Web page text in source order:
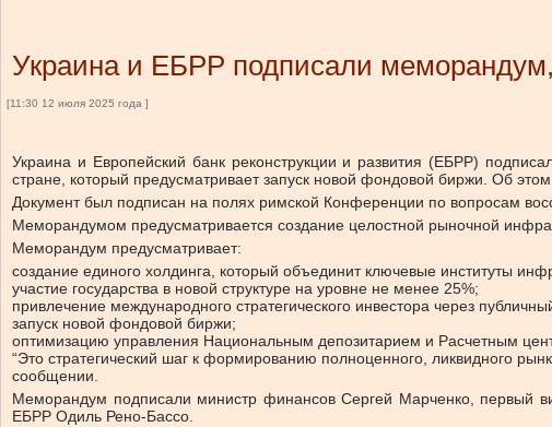
Украина и ЕБРР подписали
[11:30 12 июля 2025 года ]
Украина и Европейский банк реконструкции и развития (ЕБРР)
стране, который предусматривает запуск новой фондовой биржи. Об этом
Документ был подписан на полях римской Конференции по вопросам
Меморандумом предусматривается создание целостной рыночной
Меморандум предусматривает:
создание единого холдинга, который объединит ключевые институты
участие государства в новой структуре на уровне не менее 25%;
привлечение международного стратегического инвестора через
запуск новой фондовой биржи;
оптимизацию управления Национальным депозитарием и Расчетным
“Это стратегический шаг к формированию полноценного, ликвидного
сообщении.
Меморандум подписали министр финансов Сергей Марченко,
ЕБРР Одиль Рено-Бассо.